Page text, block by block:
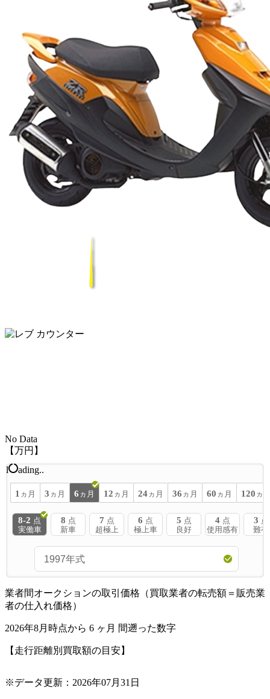
No Data
【万円】
l
ading..
1 ヵ月 3 ヵ月 6 ヵ月 12 ヵ月 24 ヵ月 36 ヵ月 60 ヵ月 120 ヵ
8-2 点
実働車
8 点
新車
7 点
超極上
6 点
極上車
5 点
良好
4 点
使用感有
3 点
難有
業者間オークションの取引価格（買取業者の転売額＝販売業
者の仕入れ価格）
2026年8月時点から 6 ヶ月 間遡った数字
【走行距離別買取額の目安】
※データ更新：2026年07月31日